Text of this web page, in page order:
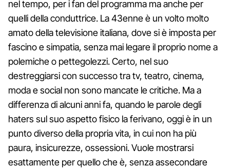
nel tempo, per i fan del programma ma anche per
quelli della conduttrice. La 43enne è un volto molto
amato della televisione italiana, dove si è imposta per
fascino e simpatia, senza mai legare il proprio nome a
polemiche o pettegolezzi. Certo, nel suo
destreggiarsi con successo tra tv, teatro, cinema,
moda e social non sono mancate le critiche. Ma a
differenza di alcuni anni fa, quando le parole degli
haters sul suo aspetto fisico la ferivano, oggi è in un
punto diverso della propria vita, in cui non ha più
paura, insicurezze, ossessioni. Vuole mostrarsi
esattamente per quello che è, senza assecondare